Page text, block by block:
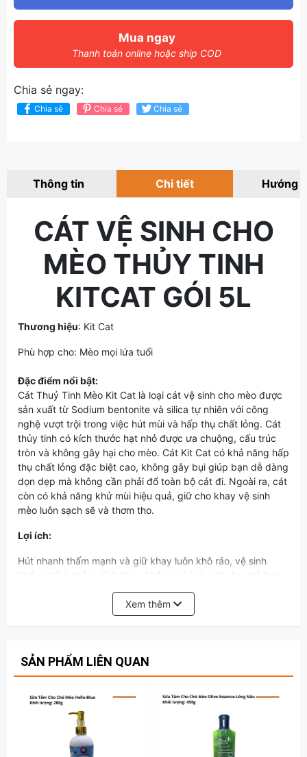
Mua ngay
Thanh toán online hoặc ship COD
Chia sẻ ngay:
Chia sẻ Chia sẻ Chia sẻ
Thông tin Chi tiết Hướng
CÁT VỆ SINH CHO
MÈO THỦY TINH
KITCAT GÓI 5L
Thương hiệu: Kit Cat
Phù hợp cho: Mèo mọi lứa tuổi
Đặc điểm nổi bật:
Cát Thuỷ Tinh Mèo Kit Cat là loại cát vệ sinh cho mèo được
sản xuất từ ​​Sodium bentonite và silica tự nhiên với công
nghệ vượt trội trong việc hút mùi và hấp thụ chất lỏng. Cát
thủy tinh có kích thước hạt nhỏ được ưa chuộng, cấu trúc
tròn và không gây hại cho mèo. Cát Kit Cat có khả năng hấp
thụ chất lỏng đặc biệt cao, không gây bụi giúp bạn dễ dàng
dọn dẹp mà không cần phải đổ toàn bộ cát đi. Ngoài ra, cát
còn có khả năng khử mùi hiệu quả, giữ cho khay vệ sinh
mèo luôn sạch sẽ và thơm tho.
Lợi ích:
Hút nhanh thấm mạnh và giữ khay luôn khô ráo, vệ sinh
Không dính chân, dính lông, không có bụi, giữ cho nhà bạn
Không độc hại, thân thiện với môi trường, an toàn với sức
Thành phần
sung thêm các hạt mùi hương silica.
Hướng dẫn sử dụng
Đổ cát mèo vào nhà vệ sinh của mèo của bạn. Độ dày lớp
Xem thêm
SẢN PHẨM LIÊN QUAN